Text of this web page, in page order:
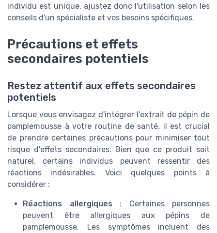
individu est unique, ajustez donc l'utilisation selon les
conseils d'un spécialiste et vos besoins spécifiques.
Précautions et effets
secondaires potentiels
Restez attentif aux effets secondaires
potentiels
Lorsque vous envisagez d'intégrer l'extrait de pépin de
pamplemousse à votre routine de santé, il est crucial
de prendre certaines précautions pour minimiser tout
risque d'effets secondaires. Bien que ce produit soit
naturel, certains individus peuvent ressentir des
réactions indésirables. Voici quelques points à
considérer :
Réactions allergiques : Certaines personnes
peuvent être allergiques aux pépins de
pamplemousse. Les symptômes incluent des